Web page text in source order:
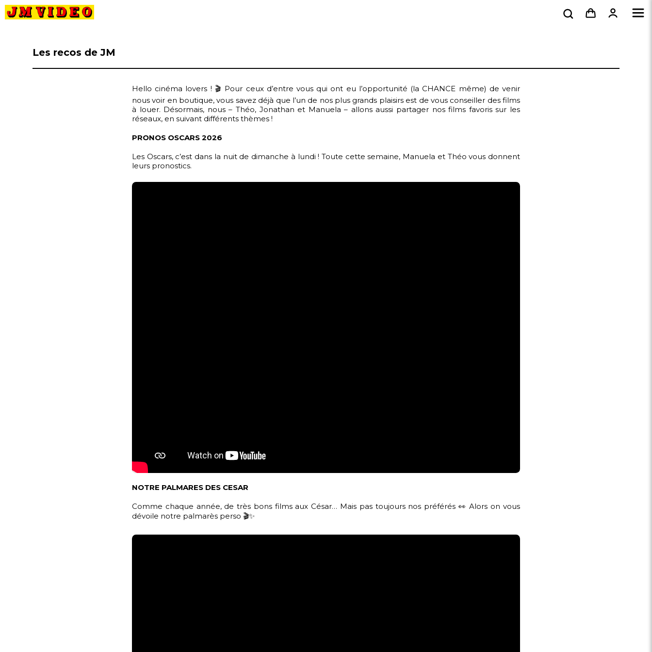
Les recos de JM
Hello cinéma lovers ! 🎬 Pour ceux d’entre vous qui ont eu l’opportunité (la CHANCE même) de venir
nous voir en boutique, vous savez déjà que l’un de nos plus grands plaisirs est de vous conseiller des films
à louer. Désormais, nous – Théo, Jonathan et Manuela – allons aussi partager nos films favoris sur les
réseaux, en suivant différents thèmes !
PRONOS OSCARS 2026
Les Oscars, c’est dans la nuit de dimanche à lundi ! Toute cette semaine, Manuela et Théo vous donnent
leurs pronostics.
NOTRE PALMARES DES CESAR
Comme chaque année, de très bons films aux César… Mais pas toujours nos préférés 👀 Alors on vous
dévoile notre palmarès perso 🎬✨